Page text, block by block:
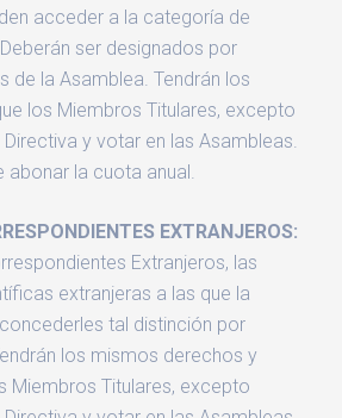
acceder a la categoría de
ser designados por
de la Asamblea. Tendrán los
los Miembros Titulares, excepto
y votar en las Asambleas.
abonar la cuota anual.
EXTRANJEROS:
Extranjeros, las
extranjeras a las que la
tal distinción por
los mismos derechos y
Miembros Titulares, excepto